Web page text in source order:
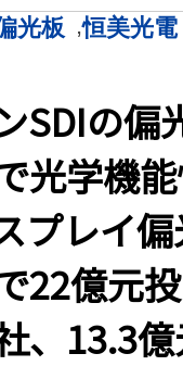
光板 ,恒美光電
SDIの偏
光学機
プレイ
22億元
、13.3